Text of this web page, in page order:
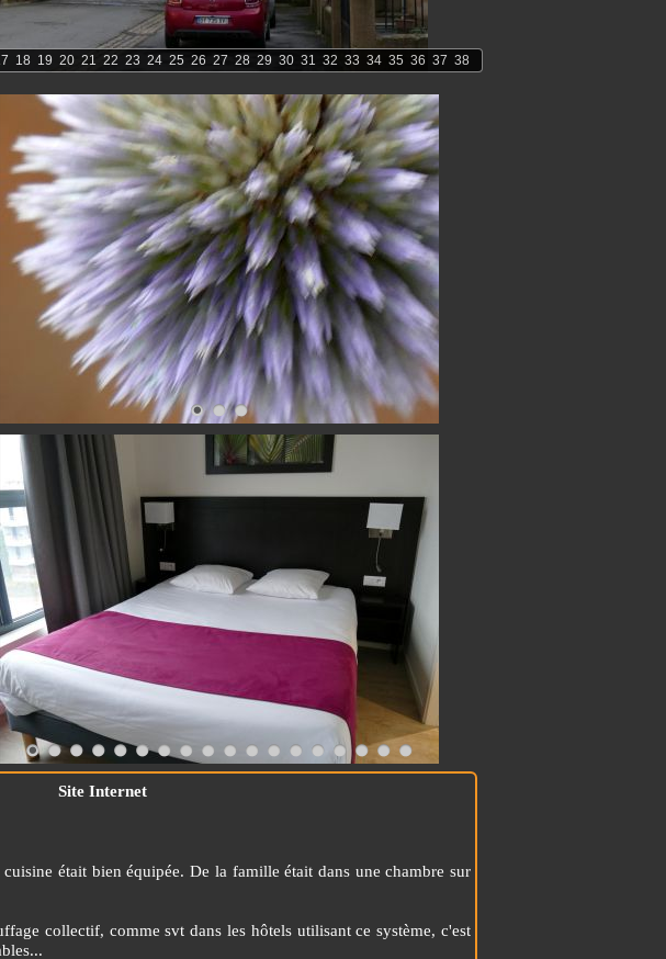
18 19 20 21 22 23 24 25 26 27 28 29 30 31 32 33 34 35 36 37 38
Site Internet
était bien équipée. De la famille était dans une chambre sur
collectif, comme svt dans les hôtels utilisant ce système, c'est